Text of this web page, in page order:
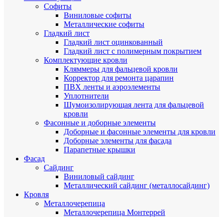
Cофиты
Виниловые софиты
Металлические софиты
Гладкий лист
Гладкий лист оцинкованный
Гладкий лист с полимерным покрытием
Комплектующие кровли
Кляммеры для фальцевой кровли
Корректор для ремонта царапин
ПВХ ленты и аэроэлементы
Уплотнители
Шумоизолирующая лента для фальцевой
кровли
Фасонные и доборные элементы
Доборные и фасонные элементы для кровли
Доборные элементы для фасада
Парапетные крышки
Фасад
Сайдинг
Виниловый сайдинг
Металлический сайдинг (металлосайдинг)
Кровля
Металлочерепица
Металлочерепица Монтеррей